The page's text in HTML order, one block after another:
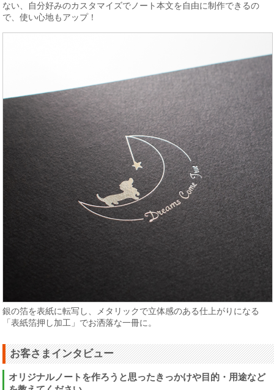
ない、自分好みのカスタマイズでノート本文を自由に制作できるの
で、使い心地もアップ！
銀の箔を表紙に転写し、メタリックで立体感のある仕上がりになる
「表紙箔押し加工」でお洒落な一冊に。
お客さまインタビュー
オリジナルノートを作ろうと思ったきっかけや目的・用途など